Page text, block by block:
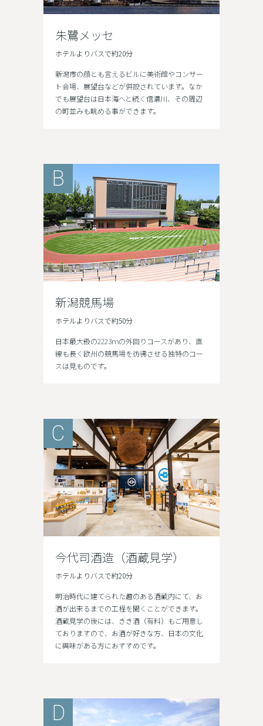
朱鷺メッセ
ホテルよりバスで約20分
新潟市の顔とも言えるビルに美術館やコンサー
ト会場、展望台などが併設されています。なか
でも展望台は日本海へと続く信濃川、その周辺
の町並みも眺める事ができます。
B
新潟競馬場
ホテルよりバスで約50分
日本最大級の2223ｍの外回りコースがあり、直
線も長く欧州の競馬場を彷彿させる独特のコー
スは見ものです。
C
今代司酒造（酒蔵見学）
ホテルよりバスで約20分
明治時代に建てられた趣のある酒蔵内にて、お
酒が出来るまでの工程を聞くことができます。
酒蔵見学の後には、きき酒（有料）もご用意し
ておりますので、お酒が好きな方、日本の文化
に興味がある方におすすめです。
D